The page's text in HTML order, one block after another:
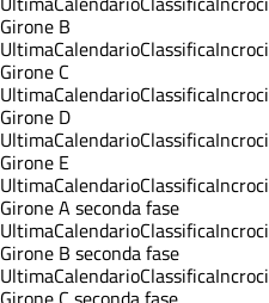
Girone B
UltimaCalendarioClassificaIncroci
Girone C
UltimaCalendarioClassificaIncroci
Girone D
UltimaCalendarioClassificaIncroci
Girone E
UltimaCalendarioClassificaIncroci
Girone A seconda fase
UltimaCalendarioClassificaIncroci
Girone B seconda fase
UltimaCalendarioClassificaIncroci